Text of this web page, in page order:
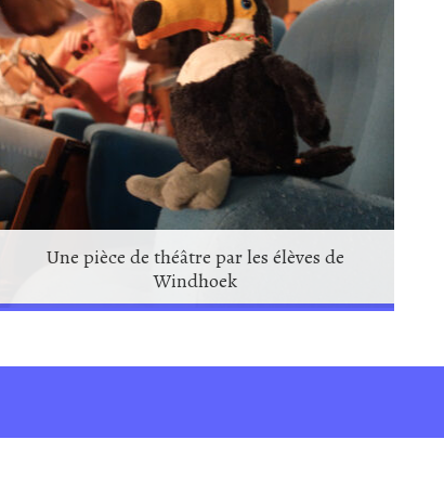
Une pièce de théâtre par les élèves de
Windhoek